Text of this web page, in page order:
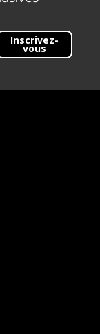
Inscrivez-
vous